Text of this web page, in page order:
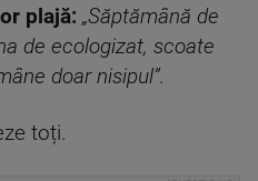
plajă: „Săptămână de
de ecologizat, scoate
doar nisipul”.
toți.